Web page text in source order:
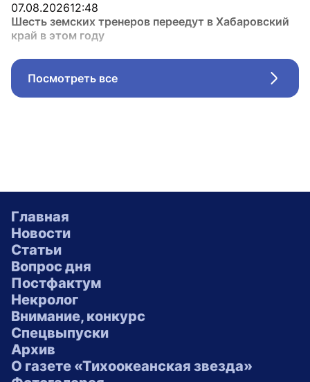
07.08.202612:48
Шесть земских тренеров переедут в Хабаровский
край в этом году
Посмотреть все
Главная
Новости
Статьи
Вопрос дня
Постфактум
Некролог
Внимание, конкурс
Спецвыпуски
Архив
О газете «Тихоокеанская звезда»